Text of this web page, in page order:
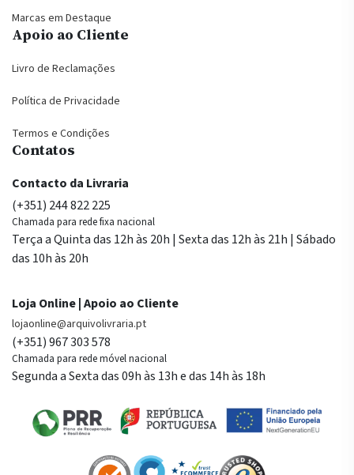
Marcas em Destaque
Apoio ao Cliente
Livro de Reclamações
Política de Privacidade
Termos e Condições
Contatos
Contacto da Livraria
(+351) 244 822 225
Chamada para rede fixa nacional
Terça a Quinta das 12h às 20h | Sexta das 12h às 21h | Sábado
das 10h às 20h
Loja Online | Apoio ao Cliente
lojaonline@arquivolivraria.pt
(+351) 967 303 578
Chamada para rede móvel nacional
Segunda a Sexta das 09h às 13h e das 14h às 18h